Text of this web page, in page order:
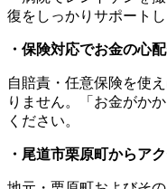
復をしっかりサポートし
・保険対応でお金の心
自賠責・任意保険を使
りません。「お金がか
ください。
・尾道市栗原町からア